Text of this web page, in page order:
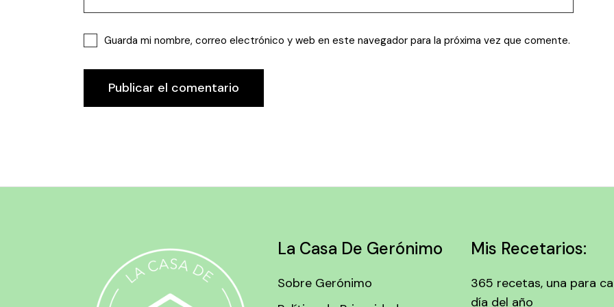
Guarda mi nombre, correo electrónico y web en este navegador para la próxima vez que comente.
Publicar el comentario
La Casa De Gerónimo
Sobre Gerónimo
Mis Recetarios:
365 recetas, una para
día del año